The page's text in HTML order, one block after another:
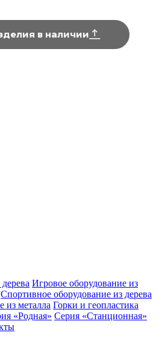
в наличии
Игровое оборудование из
Спортивное оборудование из дерева
из металла Горки и геопластика
«Родная» Серия «Станционная»